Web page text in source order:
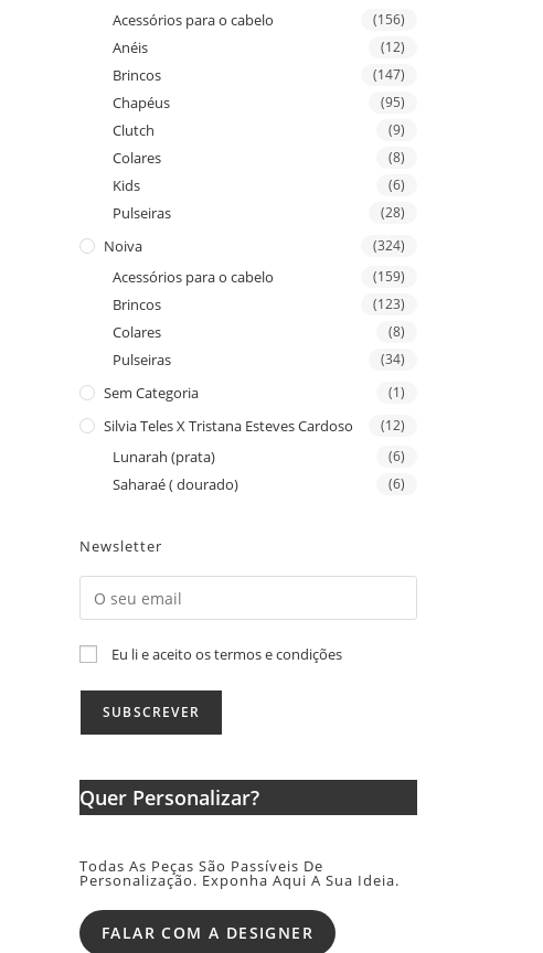
Acessórios para o cabelo (156)
Anéis (12)
Brincos (147)
Chapéus (95)
Clutch (9)
Colares (8)
Kids (6)
Pulseiras (28)
Noiva (324)
Acessórios para o cabelo (159)
Brincos (123)
Colares (8)
Pulseiras (34)
Sem Categoria (1)
Silvia Teles X Tristana Esteves Cardoso (12)
Lunarah (prata) (6)
Saharaé ( dourado) (6)
Newsletter
Eu li e aceito os termos e condições
Quer Personalizar?
Todas As Peças São Passíveis De
Personalização. Exponha Aqui A Sua Ideia.
FALAR COM A DESIGNER